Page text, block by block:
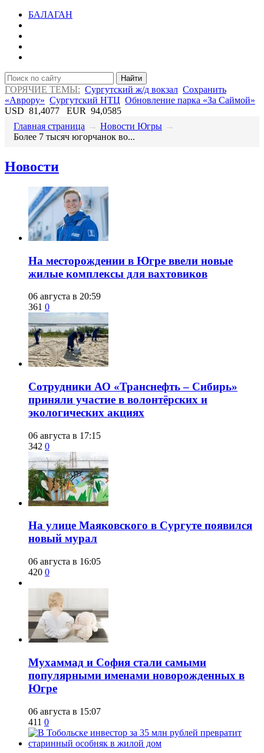
БАЛАГАН
Найти
ГОРЯЧИЕ ТЕМЫ: Сургутский ж/д вокзал Сохранить
«Аврору» Сургутский НТЦ Обновление парка «За Саймой»
USD 81,4077 EUR 94,0585
Главная страница → Новости Югры →
Более 7 тысяч югорчанок во...
Новости
​На месторождении в Югре ввели новые
жилые комплексы для вахтовиков
06 августа в 20:59
361 0
Сотрудники АО «Транснефть – Сибирь»
приняли участие в волонтёрских и
экологических акциях
06 августа в 17:15
342 0
​На улице Маяковского в Сургуте появился
новый мурал
06 августа в 16:05
420 0
​Мухаммад и София стали самыми
популярными именами новорожденных в
Югре
06 августа в 15:07
411 0